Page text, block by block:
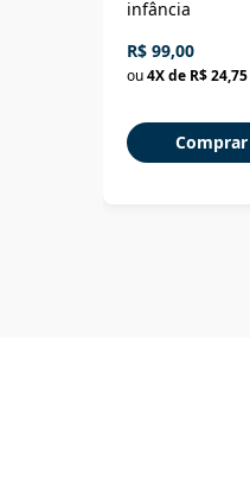
infância
R$ 99,00
ou4X de R$ 24,75
Comprar